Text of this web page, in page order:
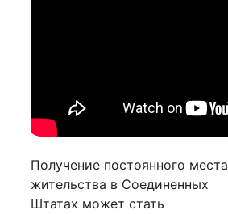
Получение постоянного места
жительства в Соединенных
Штатах может стать